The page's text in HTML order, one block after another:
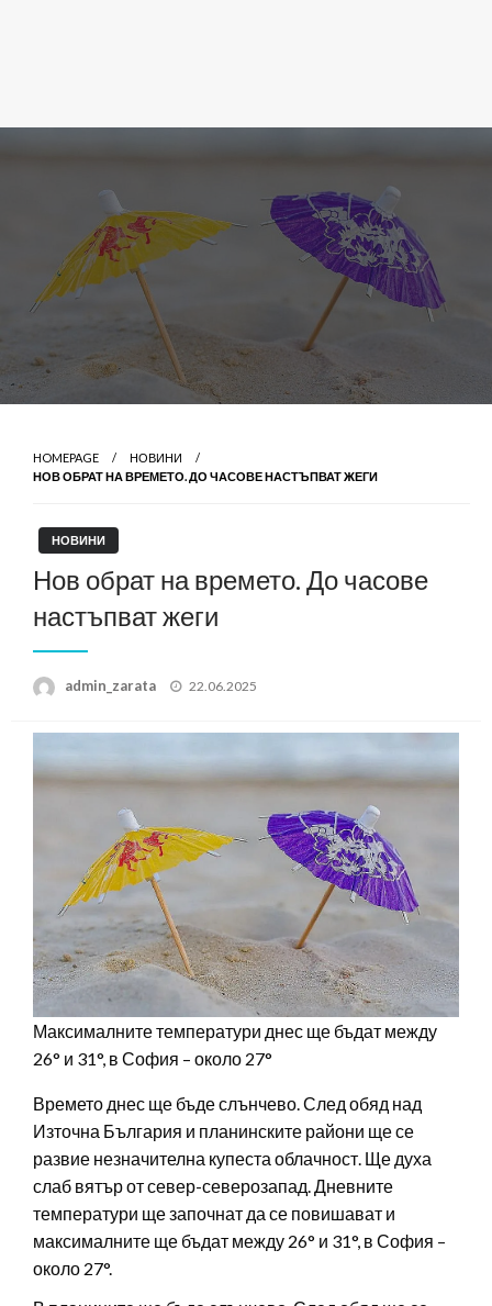
HOMEPAGE
НОВИНИ
НОВ ОБРАТ НА ВРЕМЕТО. ДО ЧАСОВЕ НАСТЪПВАТ ЖЕГИ
НОВИНИ
Нов обрат на времето. До часове
настъпват жеги
admin_zarata
Posted
22.06.2025
Максималните температури днес ще бъдат между
26° и 31°, в София – около 27°
Времето днес ще бъде слънчево. След обяд над
Източна България и планинските райони ще се
развие незначителна купеста облачност. Ще духа
слаб вятър от север-северозапад. Дневните
температури ще започнат да се повишават и
максималните ще бъдат между 26° и 31°, в София –
около 27°.